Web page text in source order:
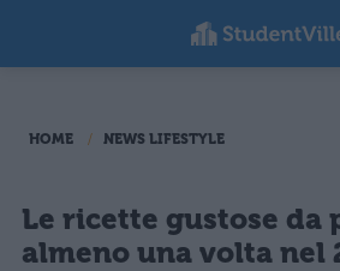
HOME NEWS LIFESTYLE
Le ricette gustose da
almeno una volta nel